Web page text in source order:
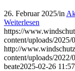
26. Februar 2025/in
Weiterlesen
https://
content/uploads/
http://
content/uploads/
beate2025-02-26